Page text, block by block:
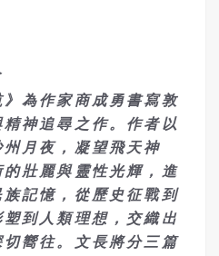
》為作家商成勇書寫敦
神追尋之作。作者以
月夜，凝望飛天神
壯麗與靈性光輝，進
記憶，從歷史征戰到
到人類理想，交織出
嚮往。文長將分三篇